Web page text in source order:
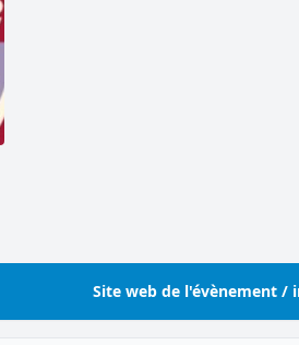
Site web de l'évènement /